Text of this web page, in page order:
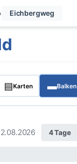
Eichbergweg
▤Karten ▬Balken
4 Tage